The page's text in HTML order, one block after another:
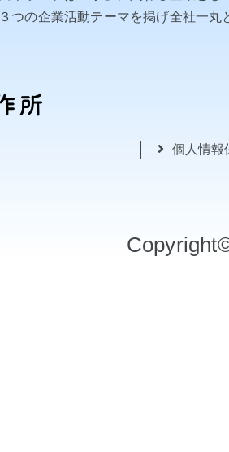
３つの企業活動テーマを掲げ全社一
個人情報